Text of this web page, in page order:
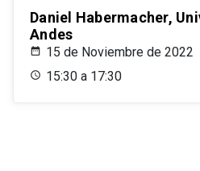
Daniel Habermacher,
Andes
15 de Noviembre de 2022
15:30 a 17:30